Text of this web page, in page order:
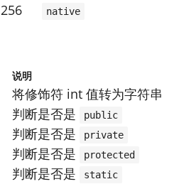
256 native
说明
将修饰符 int 值转为字符串
判断是否是
public
判断是否是
private
判断是否是
protected
判断是否是
static